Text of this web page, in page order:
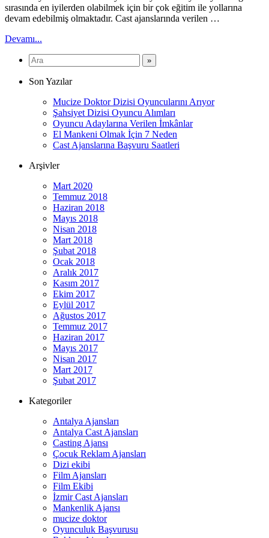
sırasında en iyilerden olabilmek için bir çok eğitim ile yollarına
devam edebilmiş olmaktadır. Cast ajanslarında verilen …
Devamı...
Son Yazılar
Mucize Doktor Dizisi Oyuncularını Arıyor
Şahsiyet Dizisi Oyuncu Alımları
Oyuncu Adaylarına Verilen İmkânlar
El Mankeni Olmak İçin 7 Neden
Cast Ajanslarına Başvuru Saatleri
Arşivler
Mart 2020
Temmuz 2018
Haziran 2018
Mayıs 2018
Nisan 2018
Mart 2018
Şubat 2018
Ocak 2018
Aralık 2017
Kasım 2017
Ekim 2017
Eylül 2017
Ağustos 2017
Temmuz 2017
Haziran 2017
Mayıs 2017
Nisan 2017
Mart 2017
Şubat 2017
Kategoriler
Antalya Ajansları
Antalya Cast Ajansları
Casting Ajansı
Çocuk Reklam Ajansları
Dizi ekibi
Film Ajansları
Film Ekibi
İzmir Cast Ajansları
Mankenlik Ajansı
mucize doktor
Oyunculuk Başvurusu